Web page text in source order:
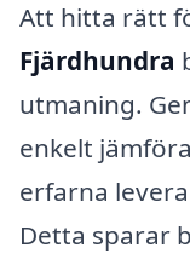
Att hitta rätt
Fjärdhundra
utmaning.
enkelt
erfarna
Detta sparar